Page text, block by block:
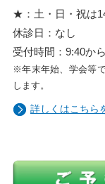
★：土・日・祝は
休診日：なし
受付時間：9:40か
※年末年始、学会等
します。
詳しくはこちら